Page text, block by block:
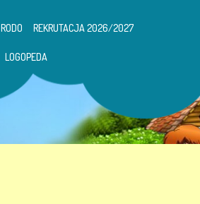
RODO REKRUTACJA 2026/2027
LOGOPEDA